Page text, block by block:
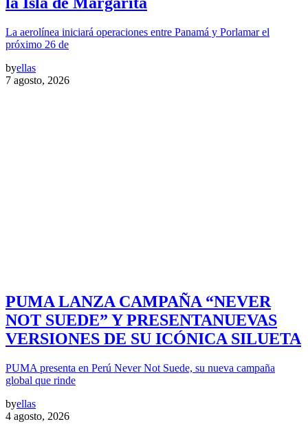
La aerolínea iniciará operaciones entre Panamá y Porlamar el
próximo 26 de
byellas
7 agosto, 2026
PUMA LANZA CAMPAÑA “NEVER
NOT SUEDE” Y PRESENTANUEVAS
VERSIONES DE SU ICÓNICA SILUETA
PUMA presenta en Perú Never Not Suede, su nueva campaña
global que rinde
byellas
4 agosto, 2026